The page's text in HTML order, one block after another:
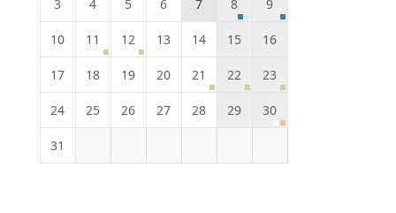
3 4 5 6 7 8 9
10 11 12 13 14 15 16
17 18 19 20 21 22 23
24 25 26 27 28 29 30
31